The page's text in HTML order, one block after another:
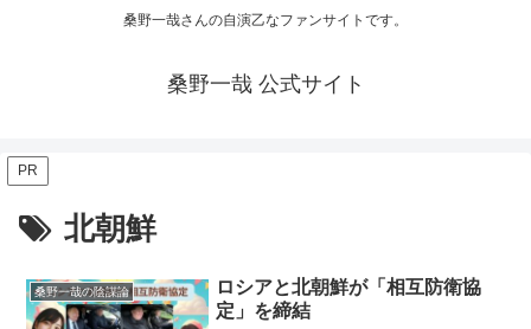
桑野一哉さんの自演乙なファンサイトです。
桑野一哉 公式サイト
PR
北朝鮮
桑野一哉の陰謀論
ロシアと北朝鮮が「相互防衛協
定」を締結